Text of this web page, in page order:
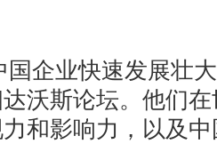
国企业快速发展壮
沃斯论坛。他们
和影响力，以及